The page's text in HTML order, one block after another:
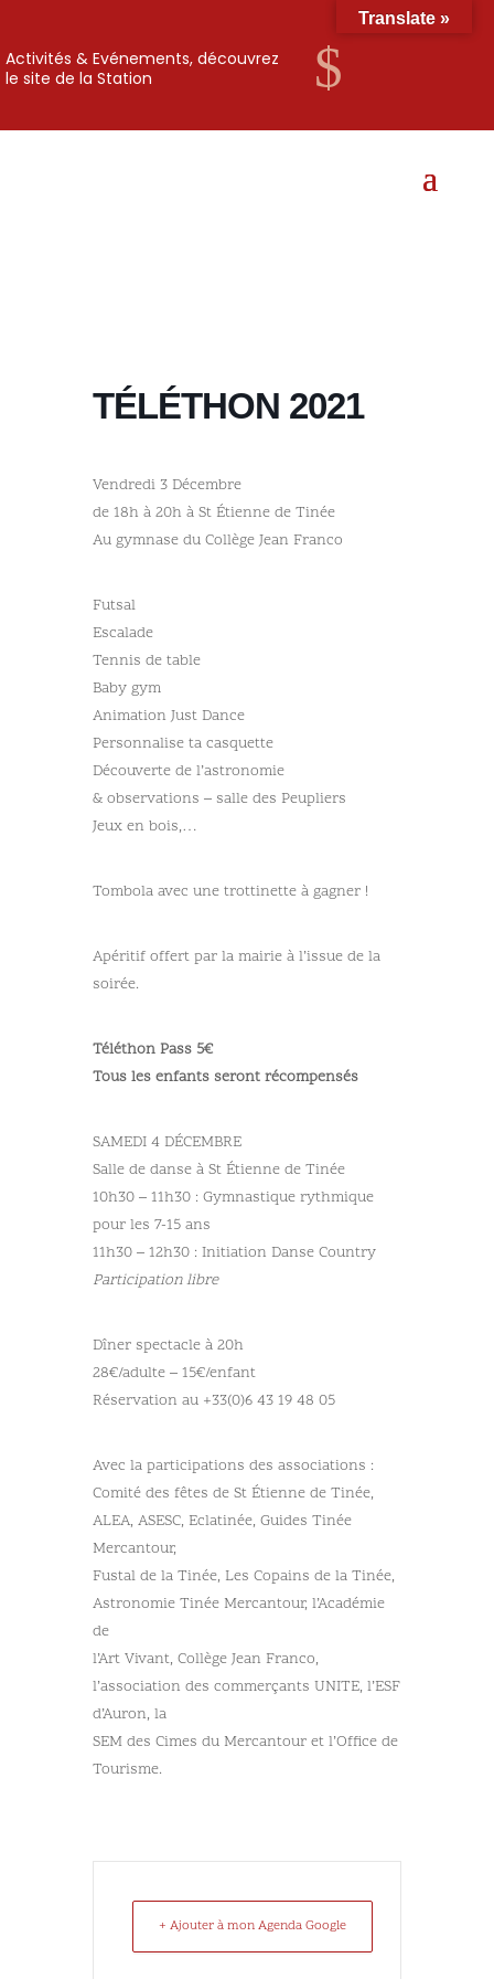
$
Activités & Evénements, découvrez
le site de la Station
TÉLÉTHON 2021
Vendredi 3 Décembre
de 18h à 20h à St Étienne de Tinée
Au gymnase du Collège Jean Franco
Futsal
Escalade
Tennis de table
Baby gym
Animation Just Dance
Personnalise ta casquette
Découverte de l’astronomie
& observations – salle des Peupliers
Jeux en bois,…
Tombola avec une trottinette à gagner !
Apéritif offert par la mairie à l’issue de la
soirée.
Téléthon Pass 5€
Tous les enfants seront récompensés
SAMEDI 4 DÉCEMBRE
Salle de danse à St Étienne de Tinée
10h30 – 11h30 : Gymnastique rythmique
pour les 7-15 ans
11h30 – 12h30 : Initiation Danse Country
Participation libre
Dîner spectacle à 20h
28€/adulte – 15€/enfant
Réservation au +33(0)6 43 19 48 05
Avec la participations des associations :
Comité des fêtes de St Étienne de Tinée,
ALEA, ASESC, Eclatinée, Guides Tinée
Mercantour,
Fustal de la Tinée, Les Copains de la Tinée,
Astronomie Tinée Mercantour, l’Académie
de
l’Art Vivant, Collège Jean Franco,
l’association des commerçants UNITE, l’ESF
d’Auron, la
SEM des Cimes du Mercantour et l’Office de
Tourisme.
+ Ajouter à mon Agenda Google
Translate »